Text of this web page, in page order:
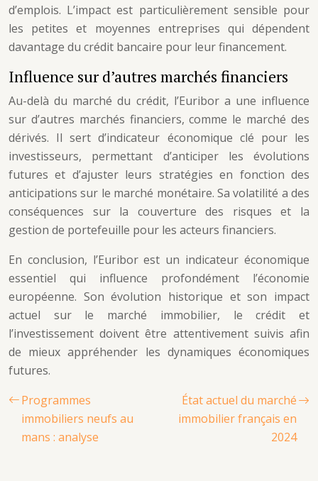
d’emplois. L’impact est particulièrement sensible pour
les petites et moyennes entreprises qui dépendent
davantage du crédit bancaire pour leur financement.
Influence sur d’autres marchés financiers
Au-delà du marché du crédit, l’Euribor a une influence
sur d’autres marchés financiers, comme le marché des
dérivés. Il sert d’indicateur économique clé pour les
investisseurs, permettant d’anticiper les évolutions
futures et d’ajuster leurs stratégies en fonction des
anticipations sur le marché monétaire. Sa volatilité a des
conséquences sur la couverture des risques et la
gestion de portefeuille pour les acteurs financiers.
En conclusion, l’Euribor est un indicateur économique
essentiel qui influence profondément l’économie
européenne. Son évolution historique et son impact
actuel sur le marché immobilier, le crédit et
l’investissement doivent être attentivement suivis afin
de mieux appréhender les dynamiques économiques
futures.
Programmes
immobiliers neufs au
mans : analyse
État actuel du marché
immobilier français en
2024